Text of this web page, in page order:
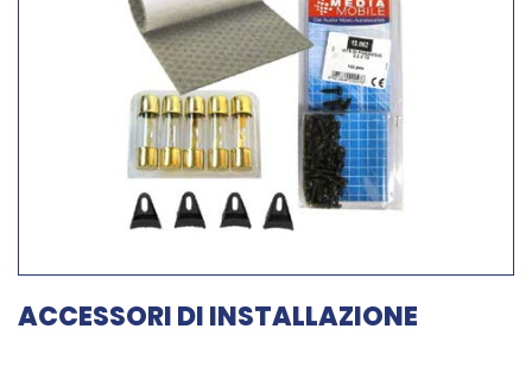
ACCESSORI DI INSTALLAZIONE